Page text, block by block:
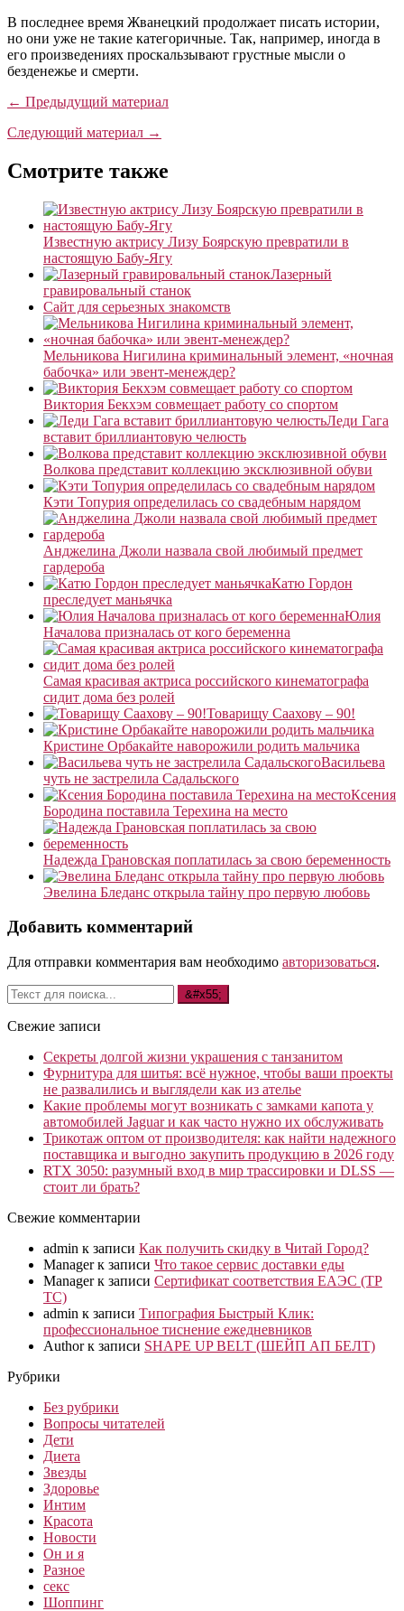
В последнее время Жванецкий продолжает писать истории,
но они уже не такие категоричные. Так, например, иногда в
его произведениях проскальзывают грустные мысли о
безденежье и смерти.
← Предыдущий материал
Следующий материал →
Смотрите также
Известную актрису Лизу Боярскую превратили в
настоящую Бабу-Ягу
Лазерный
гравировальный станок
Сайт для серьезных знакомств
Мельникова Нигилина криминальный элемент, «ночная
бабочка» или эвент-менеждер?
Виктория Бекхэм совмещает работу со спортом
Леди Гага
вставит бриллиантовую челюсть
Волкова представит коллекцию эксклюзивной обуви
Кэти Топурия определилась со свадебным нарядом
Анджелина Джоли назвала свой любимый предмет
гардероба
Катю Гордон
преследует маньячка
Юлия
Началова призналась от кого беременна
Самая красивая актриса российского кинематографа
сидит дома без ролей
Товарищу Саахову – 90!
Кристине Орбакайте наворожили родить мальчика
Васильева
чуть не застрелила Садальского
Ксения
Бородина поставила Терехина на место
Надежда Грановская поплатилась за свою беременность
Эвелина Бледанс открыла тайну про первую любовь
Добавить комментарий
Для отправки комментария вам необходимо авторизоваться.
Свежие записи
Секреты долгой жизни украшения с танзанитом
Фурнитура для шитья: всё нужное, чтобы ваши проекты
не развалились и выглядели как из ателье
Какие проблемы могут возникать с замками капота у
автомобилей Jaguar и как часто нужно их обслуживать
Трикотаж оптом от производителя: как найти надежного
поставщика и выгодно закупить продукцию в 2026 году
RTX 3050: разумный вход в мир трассировки и DLSS —
стоит ли брать?
Свежие комментарии
admin к записи Как получить скидку в Читай Город?
Managerк записи Что такое сервис доставки еды
Managerк записи Сертификат соответствия ЕАЭС (ТР
ТС)
admin к записи Типография Быстрый Клик:
профессиональное тиснение ежедневников
Authorк записи SHAPE UP BELT (ШЕЙП АП БЕЛТ)
Рубрики
Без рубрики
Вопросы читателей
Дети
Диета
Звезды
Здоровье
Интим
Красота
Новости
Он и я
Разное
секс
Шоппинг